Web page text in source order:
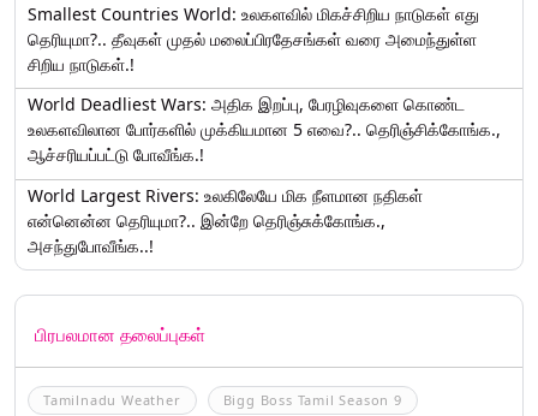
Smallest Countries World: உலகளவில் மிகச்சிறிய நாடுகள் எது
தெரியுமா?.. தீவுகள் முதல் மலைப்பிரதேசங்கள் வரை அமைந்துள்ள
சிறிய நாடுகள்.!
World Deadliest Wars: அதிக இறப்பு, பேரழிவுகளை கொண்ட
உலகளவிலான போர்களில் முக்கியமான 5 எவை?.. தெரிஞ்சிக்கோங்க.,
ஆச்சரியப்பட்டு போவீங்க.!
World Largest Rivers: உலகிலேயே மிக நீளமான நதிகள்
என்னென்ன தெரியுமா?.. இன்றே தெரிஞ்சுக்கோங்க.,
அசந்துபோவீங்க..!
பிரபலமான தலைப்புகள்
Tamilnadu Weather Bigg Boss Tamil Season 9